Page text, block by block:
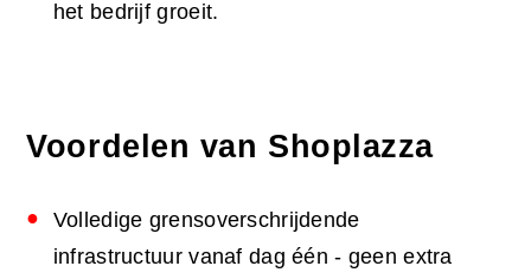
het bedrijf groeit.
Voordelen van Shoplazza
Volledige grensoverschrijdende
infrastructuur vanaf dag één - geen extra